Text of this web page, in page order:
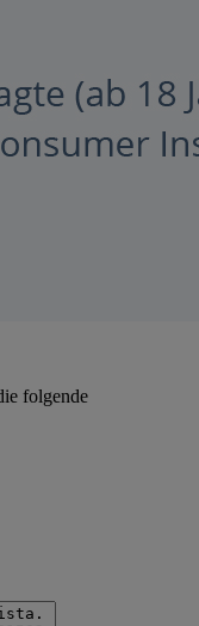
folgende